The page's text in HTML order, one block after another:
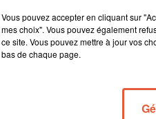
de 7 engagements pour
si ils ne sont pas en
pour Christophe Dy,
de marque. Emmanuel
ses enjeux. Le président de
pris pour le plan
Vous pouvez accepter en cliquant sur
mes choix". Vous pouvez également
ce site. Vous pouvez mettre à jour vos
bas de chaque page.